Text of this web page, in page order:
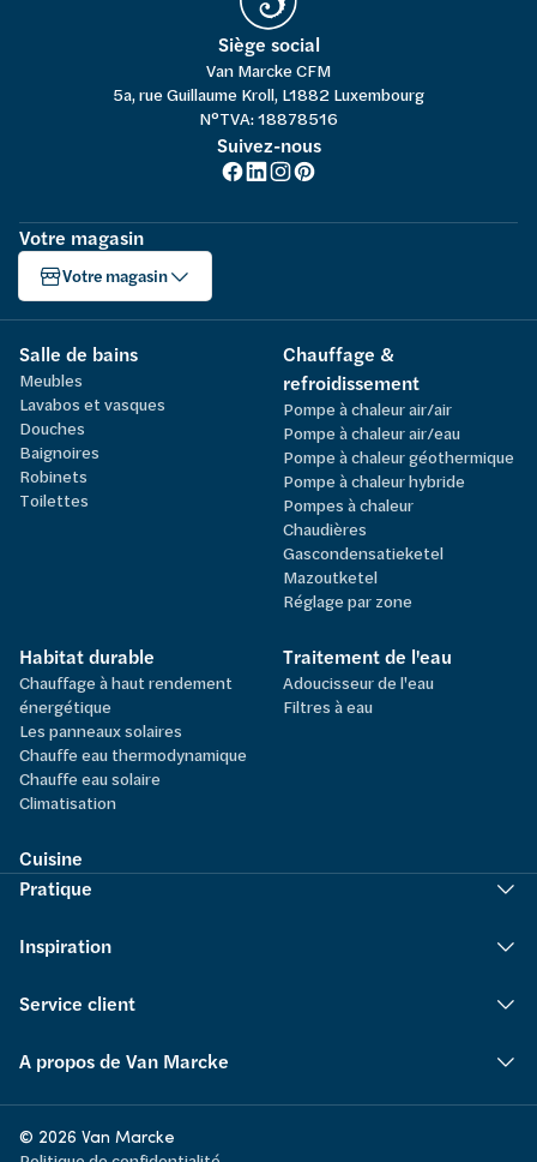
Siège social
Van Marcke CFM
5a, rue Guillaume Kroll, L1882 Luxembourg
N°TVA: 18878516
Suivez-nous
Votre magasin
Votre magasin
Salle de bains
Meubles
Lavabos et vasques
Douches
Baignoires
Robinets
Toilettes
Chauffage &
refroidissement
Pompe à chaleur air/air
Pompe à chaleur air/eau
Pompe à chaleur géothermique
Pompe à chaleur hybride
Pompes à chaleur
Chaudières
Gascondensatieketel
Mazoutketel
Réglage par zone
Habitat durable
Chauffage à haut rendement
énergétique
Les panneaux solaires
Chauffe eau thermodynamique
Chauffe eau solaire
Climatisation
Traitement de l'eau
Adoucisseur de l'eau
Filtres à eau
Cuisine
Pratique
Inspiration
Service client
A propos de Van Marcke
© 2026 Van Marcke